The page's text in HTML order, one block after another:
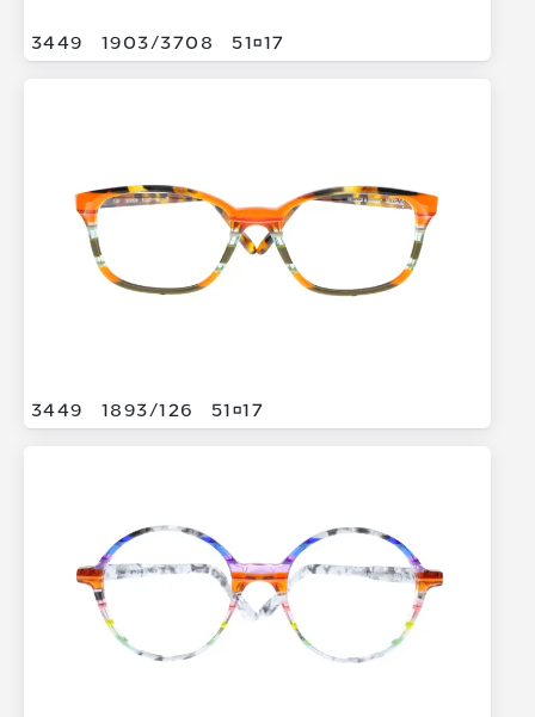
3449 1903/3708 5117
3449 1893/126 5117